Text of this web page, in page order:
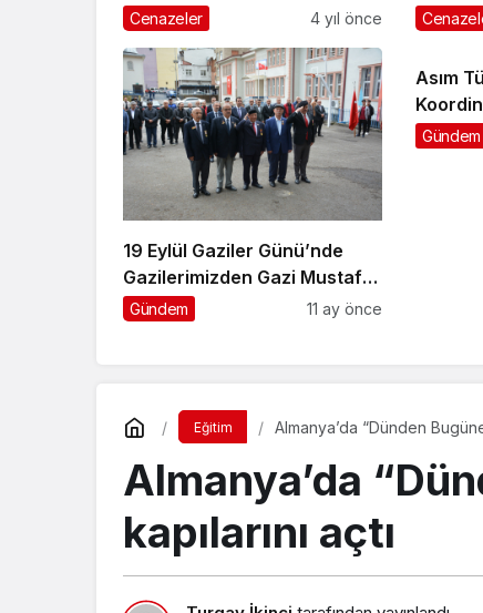
Mahallesi’nde ebediyete
Cenazeler 4 yıl önce
19 Eylül Gaziler Günü’nde
Gazilerimizden Gazi Mustafa
Kemal Atatürk’e saygı selamı
Gündem 11 ay önce
Asım
oldu
Gündem
Eğitim Almanya’da “Dünden
Almanya’da
kapılarını açtı